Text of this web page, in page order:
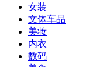
女装
文体车品
美妆
内衣
数码